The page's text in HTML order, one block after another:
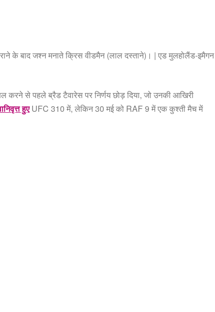
के बाद जश्न मनाते क्रिस वीडमैन (लाल दस्ताने)। | एड मुलहोलैंड-इमैगन
करने से पहले ब्रैड टैवारेस पर निर्णय छोड़ दिया, जो उनकी आखिरी
हुएUFC 310 में, लेकिन 30 मई को RAF 9 में एक कुश्ती मैच में